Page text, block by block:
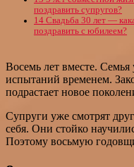
поздравить супругов?
14 Свадьба 30 лет —
поздравить с юбилеем?
Восемь лет вместе. Семья
испытаний временем.
подрастает новое
Супруги уже смотрят
себя. Они стойко
Поэтому восьмую